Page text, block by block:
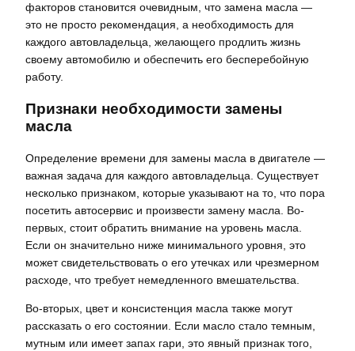
факторов становится очевидным, что замена масла —
это не просто рекомендация, а необходимость для
каждого автовладельца, желающего продлить жизнь
своему автомобилю и обеспечить его бесперебойную
работу.
Признаки необходимости замены
масла
Определение времени для замены масла в двигателе —
важная задача для каждого автовладельца. Существует
несколько признаком, которые указывают на то, что пора
посетить автосервис и произвести замену масла. Во-
первых, стоит обратить внимание на уровень масла.
Если он значительно ниже минимального уровня, это
может свидетельствовать о его утечках или чрезмерном
расходе, что требует немедленного вмешательства.
Во-вторых, цвет и консистенция масла также могут
рассказать о его состоянии. Если масло стало темным,
мутным или имеет запах гари, это явный признак того,